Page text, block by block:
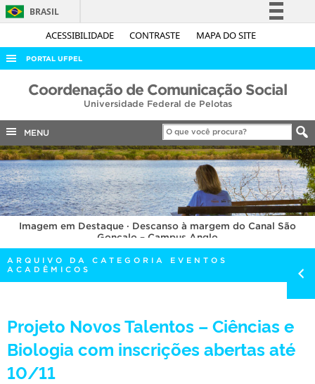
ACESSIBILIDADE CONTRASTE MAPA DO SITE
BRASIL
Simplifique!
Acesso à informação
Legislação
Canais
PORTAL UFPEL
ACESSO À INFORMAÇÃO
COBALTO
CONCURSOS
EDITAIS
INTERNACIONAL
OUVIDORIA
PORTARIAS
TELEFONES
Coordenação de Comunicação Social
Universidade Federal de Pelotas
MENU
Imagem em Destaque · Descanso à margem do Canal São
Gonçalo – Campus Anglo
ARQUIVO DA CATEGORIA EVENTOS
ACADÊMICOS
Projeto Novos Talentos – Ciências e
Biologia com inscrições abertas até
10/11